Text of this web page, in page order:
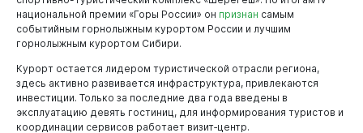
национальной премии «Горы России» он признан самым
событийным горнолыжным курортом России и лучшим
горнолыжным курортом Сибири.
Курорт остается лидером туристической отрасли региона,
здесь активно развивается инфраструктура, привлекаются
инвестиции. Только за последние два года введены в
эксплуатацию девять гостиниц, для информирования туристов и
координации сервисов работает визит‑центр.